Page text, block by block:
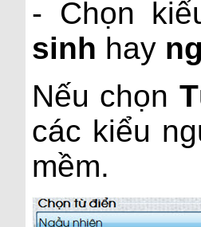
- Chọn
sinh hay
Nếu chọn
các kiểu
mềm.